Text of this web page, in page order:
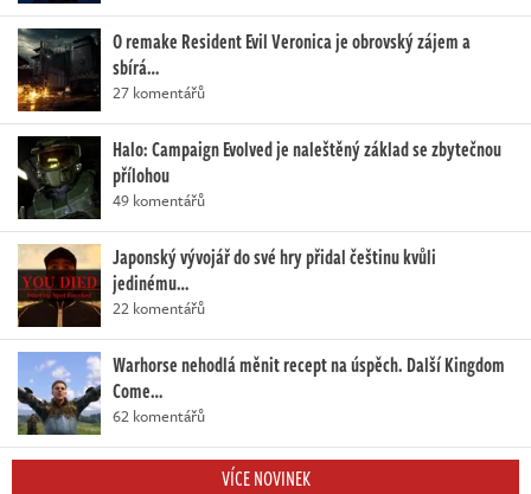
O remake Resident Evil Veronica je obrovský zájem a
sbírá…
27 komentářů
Halo: Campaign Evolved je naleštěný základ se zbytečnou
přílohou
49 komentářů
Japonský vývojář do své hry přidal češtinu kvůli
jedinému…
22 komentářů
Warhorse nehodlá měnit recept na úspěch. Další Kingdom
Come…
62 komentářů
VÍCE NOVINEK